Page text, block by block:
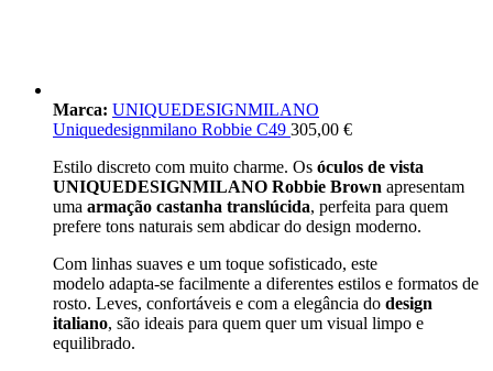
Marca: UNIQUEDESIGNMILANO
Uniquedesignmilano Robbie C49 305,00 €
Estilo discreto com muito charme. Os óculos de vista
UNIQUEDESIGNMILANO Robbie Brown apresentam
uma armação castanha translúcida, perfeita para quem
prefere tons naturais sem abdicar do design moderno.
Com linhas suaves e um toque sofisticado, este
modelo adapta-se facilmente a diferentes estilos e formatos de
rosto. Leves, confortáveis e com a elegância do design
italiano, são ideais para quem quer um visual limpo e
equilibrado.